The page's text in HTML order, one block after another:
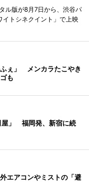
ル版が8月7日から、渋谷パ
イトシネクイント」で上映
ぇ」 メンカラたこやき
も
屋」 福岡発、新宿に続
エアコンやミストの「避